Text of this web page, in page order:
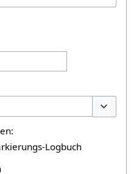
Logbuch